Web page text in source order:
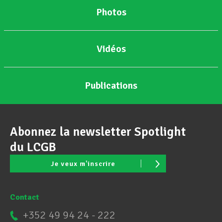
Devenir Membre
Actualités
Photos
Vidéos
Publications
Abonnez la newsletter Spotlight
du LCGB
Je veux m'inscrire
Contact
+352 49 94 24 - 222